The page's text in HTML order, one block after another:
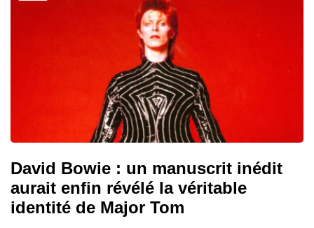
David Bowie : un manuscrit inédit
aurait enfin révélé la véritable
identité de Major Tom